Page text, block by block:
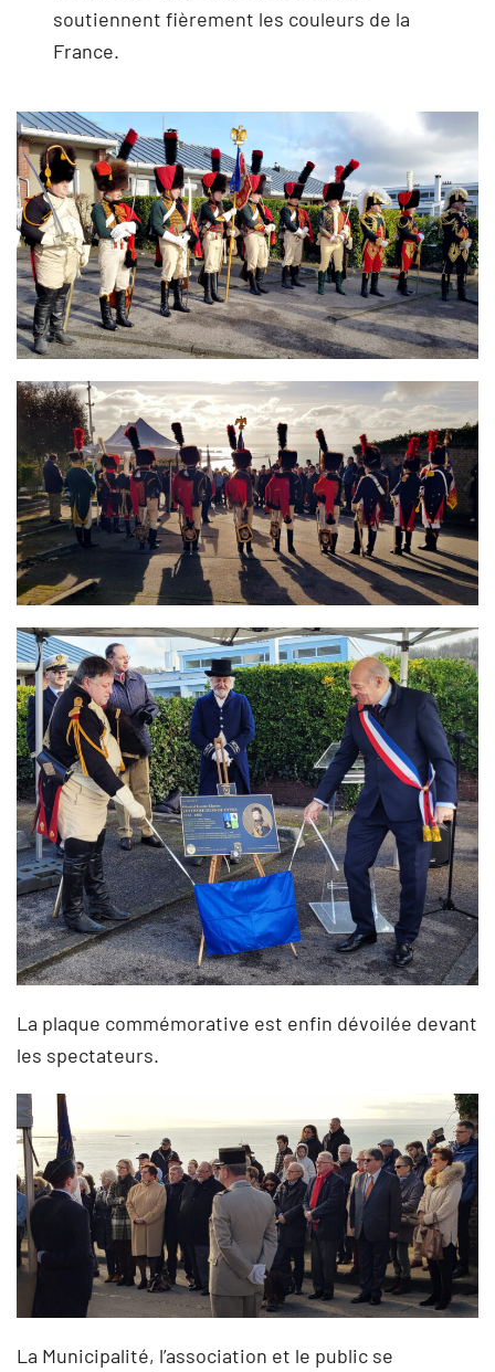
soutiennent fièrement les couleurs de la
France.
La plaque commémorative est enfin dévoilée devant
les spectateurs.
La Municipalité, l’association et le public se